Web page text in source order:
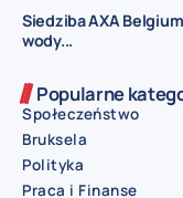
Siedziba AXA
wody...
Popularne
Społeczeństwo
Bruksela
Polityka
Praca i Finanse